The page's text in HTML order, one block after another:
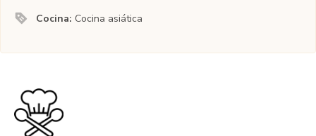
Cocina: Cocina asiática